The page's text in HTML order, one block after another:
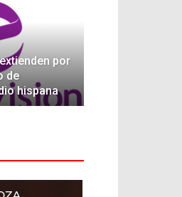
por
de
hispana